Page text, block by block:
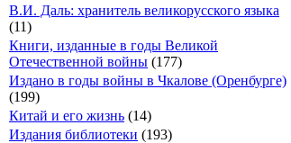
В.И. Даль: хранитель великорусского языка
(11)
Книги, изданные в годы Великой
Отечественной войны (177)
Издано в годы войны в Чкалове (Оренбурге)
(199)
Китай и его жизнь (14)
Издания библиотеки (193)